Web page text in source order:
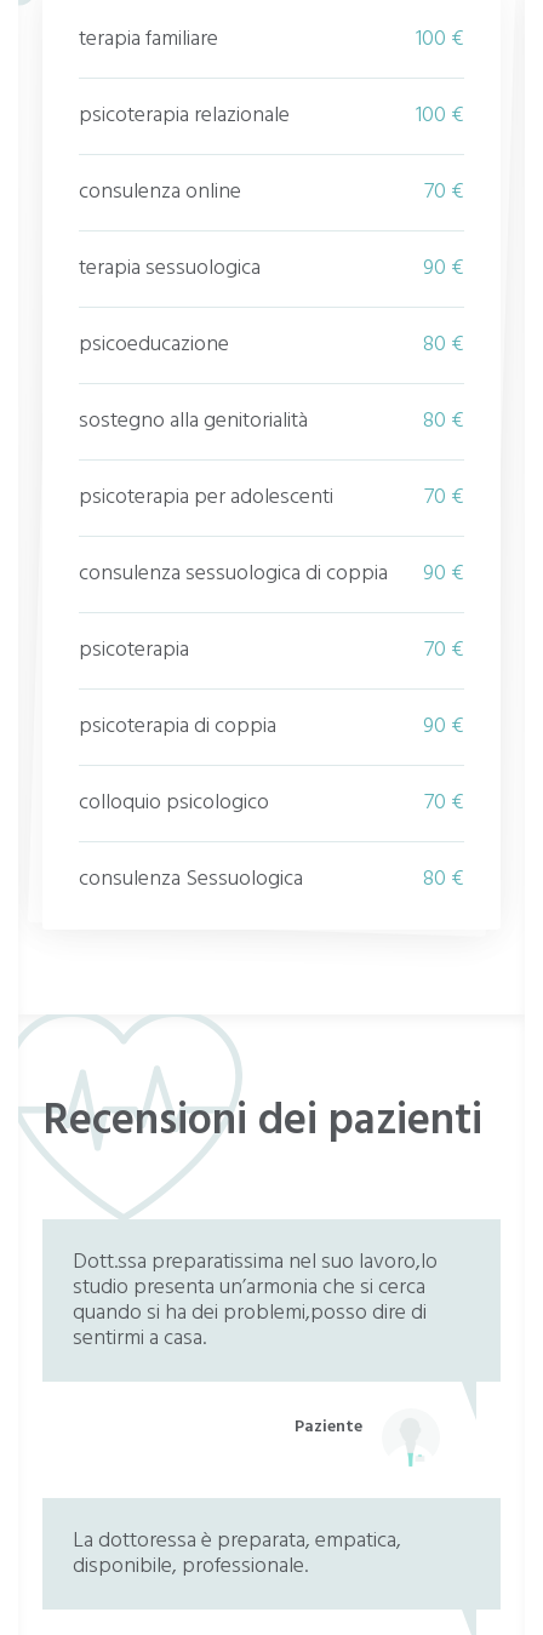
terapia familiare 100 €
psicoterapia relazionale 100 €
consulenza online 70 €
terapia sessuologica 90 €
psicoeducazione 80 €
sostegno alla genitorialità 80 €
psicoterapia per adolescenti 70 €
consulenza sessuologica di coppia 90 €
psicoterapia 70 €
psicoterapia di coppia 90 €
colloquio psicologico 70 €
consulenza Sessuologica 80 €
Recensioni dei pazienti
Dott.ssa preparatissima nel suo lavoro,lo
studio presenta un’armonia che si cerca
quando si ha dei problemi,posso dire di
sentirmi a casa.
Paziente
La dottoressa è preparata, empatica,
disponibile, professionale.